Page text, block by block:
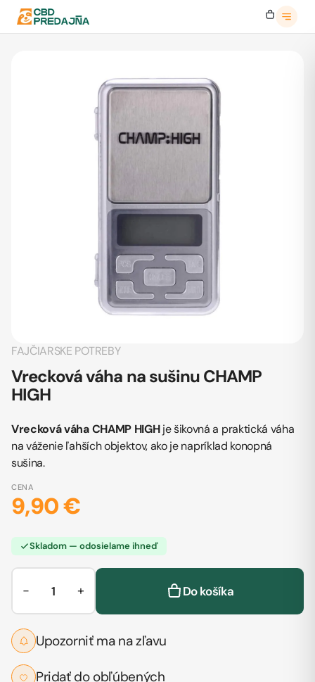
FAJČIARSKE POTREBY
Vrecková váha na sušinu CHAMP
HIGH
Vrecková váha CHAMP HIGHje šikovná a praktická váha
na váženie ľahších objektov, ako je napríklad konopná
sušina.
CENA
9,90 €
Skladom — odosielame ihneď
− + Do košíka
Upozorniť ma na zľavu
Pridať do obľúbených